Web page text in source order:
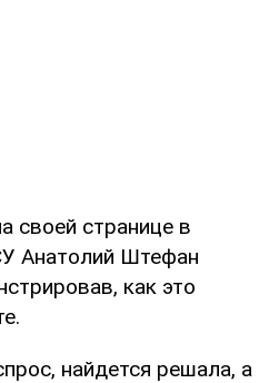
своей странице в
Анатолий Штефан
как это
найдется решала, а